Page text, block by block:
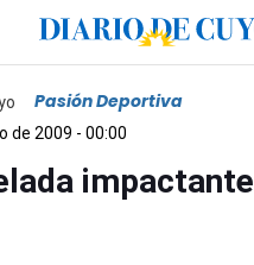
Pasión Deportiva
de 2009 - 00:00
impactante